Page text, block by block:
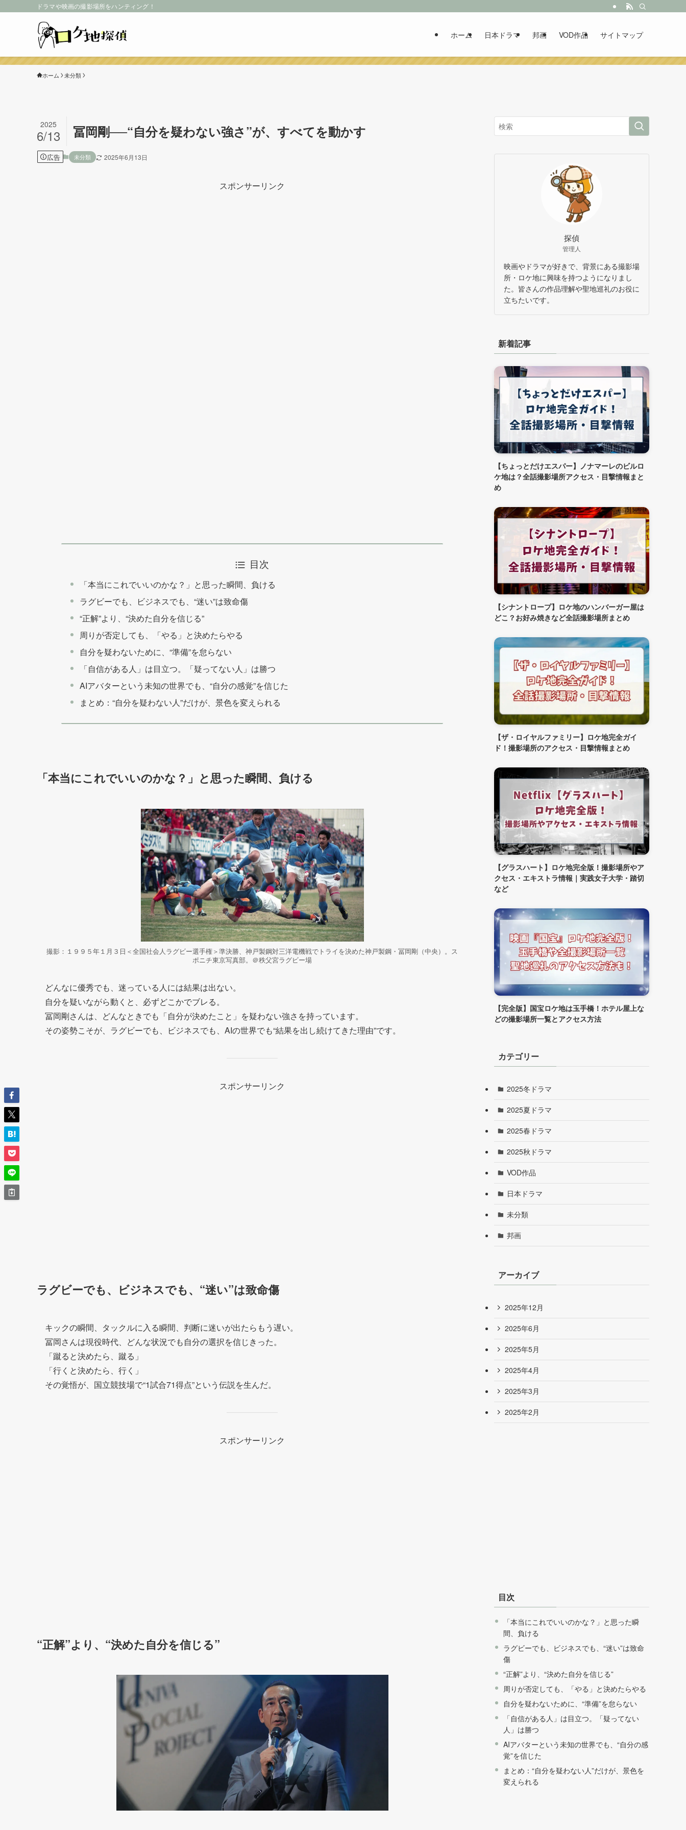
ドラマや映画の撮影場所をハンティング！
ホーム 日本ドラマ 邦画 VOD作品 サイトマップ
ホーム 未分類
冨岡剛──“自分を疑わない強さ”が、すべてを動かす
2025
6/13
広告 未分類 2025年6月13日
スポンサーリンク
目次
「本当にこれでいいのかな？」と思った瞬間、負ける
ラグビーでも、ビジネスでも、“迷い”は致命傷
“正解”より、“決めた自分を信じる”
周りが否定しても、「やる」と決めたらやる
自分を疑わないために、“準備”を怠らない
「自信がある人」は目立つ。「疑ってない人」は勝つ
AIアバターという未知の世界でも、“自分の感覚”を信じた
まとめ：“自分を疑わない人”だけが、景色を変えられる
「本当にこれでいいのかな？」と思った瞬間、負ける
撮影：１９９５年１月３日＜全国社会人ラグビー選手権＞準決勝、神戸製鋼対三洋電機戦でトライを決めた神戸製鋼・冨岡剛（中央）。ス
ポニチ東京写真部。＠秩父宮ラグビー場
どんなに優秀でも、迷っている人には結果は出ない。
自分を疑いながら動くと、必ずどこかでブレる。
冨岡剛さんは、どんなときでも「自分が決めたこと」を疑わない強さを持っています。
その姿勢こそが、ラグビーでも、ビジネスでも、AIの世界でも“結果を出し続けてきた理由”です。
スポンサーリンク
ラグビーでも、ビジネスでも、“迷い”は致命傷
キックの瞬間、タックルに入る瞬間、判断に迷いが出たらもう遅い。
冨岡さんは現役時代、どんな状況でも自分の選択を信じきった。
「蹴ると決めたら、蹴る」
「行くと決めたら、行く」
その覚悟が、国立競技場で“1試合71得点”という伝説を生んだ。
スポンサーリンク
“正解”より、“決めた自分を信じる”
探偵
管理人
映画やドラマが好きで、背景にある撮影場
所・ロケ地に興味を持つようになりまし
た。皆さんの作品理解や聖地巡礼のお役に
立ちたいです。
新着記事
【ちょっとだけエスパー】ノナマーレのビルロ
ケ地は？全話撮影場所アクセス・目撃情報まと
め
【シナントロープ】ロケ地のハンバーガー屋は
どこ？お好み焼きなど全話撮影場所まとめ
【ザ・ロイヤルファミリー】ロケ地完全ガイ
ド！撮影場所のアクセス・目撃情報まとめ
【グラスハート】ロケ地完全版！撮影場所やア
クセス・エキストラ情報｜実践女子大学・踏切
など
【完全版】国宝ロケ地は玉手橋！ホテル屋上な
どの撮影場所一覧とアクセス方法
カテゴリー
2025冬ドラマ
2025夏ドラマ
2025春ドラマ
2025秋ドラマ
VOD作品
日本ドラマ
未分類
邦画
アーカイブ
2025年12月
2025年6月
2025年5月
2025年4月
2025年3月
2025年2月
目次
「本当にこれでいいのかな？」と思った瞬
間、負ける
ラグビーでも、ビジネスでも、“迷い”は致命
傷
“正解”より、“決めた自分を信じる”
周りが否定しても、「やる」と決めたらやる
自分を疑わないために、“準備”を怠らない
「自信がある人」は目立つ。「疑ってない
人」は勝つ
AIアバターという未知の世界でも、“自分の感
覚”を信じた
まとめ：“自分を疑わない人”だけが、景色を
変えられる